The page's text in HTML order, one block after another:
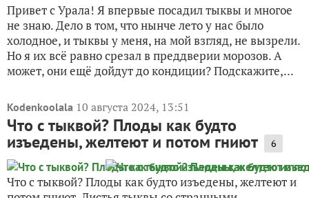
Привет с Урала! Я впервые посадил тыквы и многое
не знаю. Дело в том, что нынче лето у нас было
холодное, и тыквы у меня, на мой взгляд, не вызрели.
Но я их всё равно срезал в преддверии морозов. А
может, они ещё дойдут до кондиции? Подскажите,...
Kodenkoolala 10 августа 2024, 13:51
Что с тыквой? Плоды как будто
изъедены, желтеют и потом гниют 6
Что с тыквой? Плоды как будто изъедены, желтеют и